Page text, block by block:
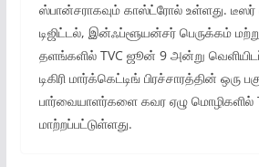
ஸ்பான்சராகவும் காஸ்ட்ரோல் உள்ளது. டீஸர்
டிஜிட்டல், இன்ஃப்ளூயன்சர் பெருக்கம்
தளங்களில் TVC ஜூன் 9 அன்று
டிகிரி மார்க்கெட்டிங் பிரச்சாரத்தின் ஒரு
பார்வையாளர்களை கவர ஏழு மொழிகளில்
மாற்றப்பட்டுள்ளது.